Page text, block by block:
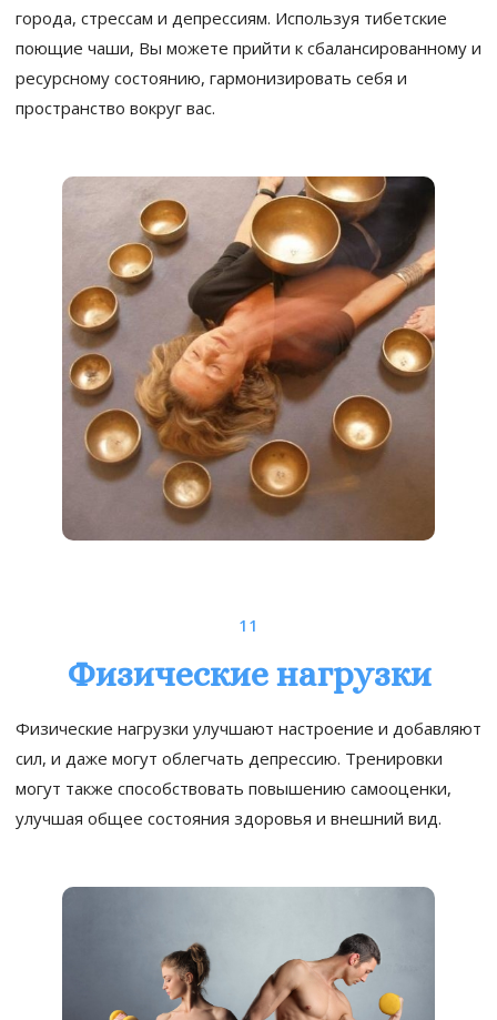
города, стрессам и депрессиям. Используя тибетские
поющие чаши, Вы можете прийти к сбалансированному и
ресурсному состоянию, гармонизировать себя и
пространство вокруг вас.
11
Физические нагрузки
Физические нагрузки улучшают настроение и добавляют
сил, и даже могут облегчать депрессию. Тренировки
могут также способствовать повышению самооценки,
улучшая общее состояния здоровья и внешний вид.